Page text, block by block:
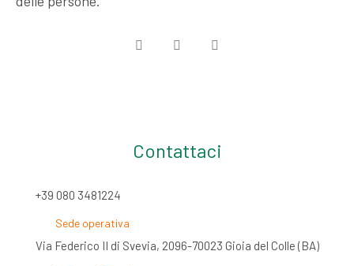
Contattaci
+39 080 3481224
Sede operativa
Via Federico II di Svevia, 2096-70023 Gioia del Colle (BA)